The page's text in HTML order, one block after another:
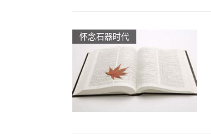
怀念石器时代